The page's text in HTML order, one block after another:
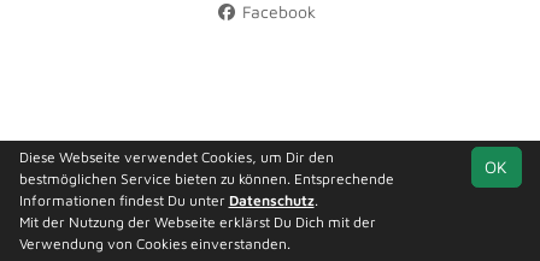
Facebook
OK
Diese Webseite verwendet Cookies, um Dir den
bestmöglichen Service bieten zu können. Entsprechende
Informationen findest Du unter Datenschutz.
Mit der Nutzung der Webseite erklärst Du Dich mit der
Verwendung von Cookies einverstanden.